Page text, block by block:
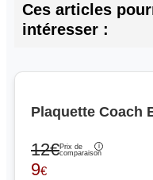
Ces articles
intéresser :
Plaquette Coach
12€Prix de
comparaison
9€